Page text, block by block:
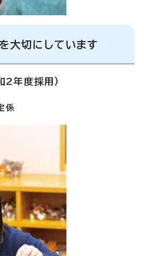
大切にしています
年度採用）
係